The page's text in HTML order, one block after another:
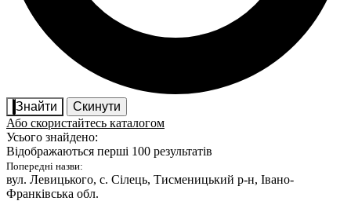
Знайти
Скинути
Або скористайтесь каталогом
Усього знайдено:
Відображаються перші 100 результатів
Попередні назви:
вул. Левицького, с. Сілець, Тисменицький р-н, Івано-
Франківська обл.